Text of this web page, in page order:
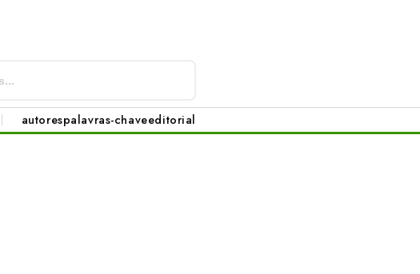
autorespalavras-chaveeditorial